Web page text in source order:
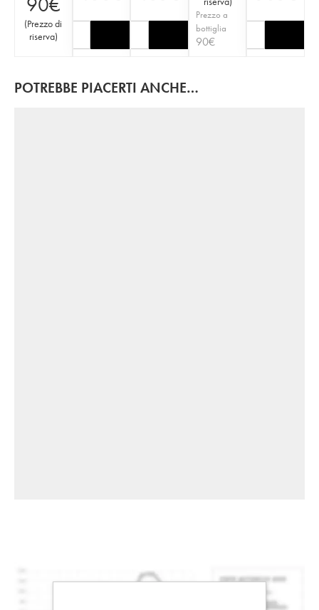
(Prezzo di
riserva)
Prezzo a
bottiglia
90€
POTREBBE PIACERTI ANCHE…